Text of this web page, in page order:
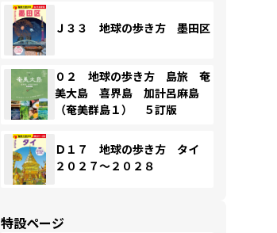
Ｊ３３ 地球の歩き方 墨田区
０２ 地球の歩き方 島旅 奄
美大島 喜界島 加計呂麻島
（奄美群島１） ５訂版
Ｄ１７ 地球の歩き方 タイ
２０２７～２０２８
特設ページ